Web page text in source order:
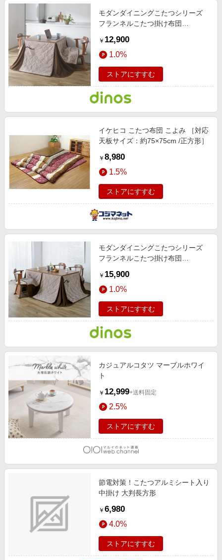
モダンダイニングこたつシリーズ
フランネルこたつ掛け布団
￥ 12,900
1.0%
ストアにすすむ
イケヒコ こたつ布団 こよみ ［対応
天板サイズ：約75×75cm /正方形］
￥ 8,980
1.5%
ストアにすすむ
モダンダイニングこたつシリーズ
フランネルこたつ掛け布団
￥ 15,900
1.0%
ストアにすすむ
カジュアルコタツ マーブルホワイ
ト
￥ 12,999+送料固定
2.5%
ストアにすすむ
節電対策！こたつアルミシート入り
中掛け 大判長方形
￥ 6,980
4.0%
ストアにすすむ